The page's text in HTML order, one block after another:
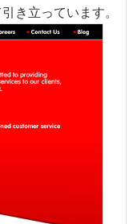
き立っています。